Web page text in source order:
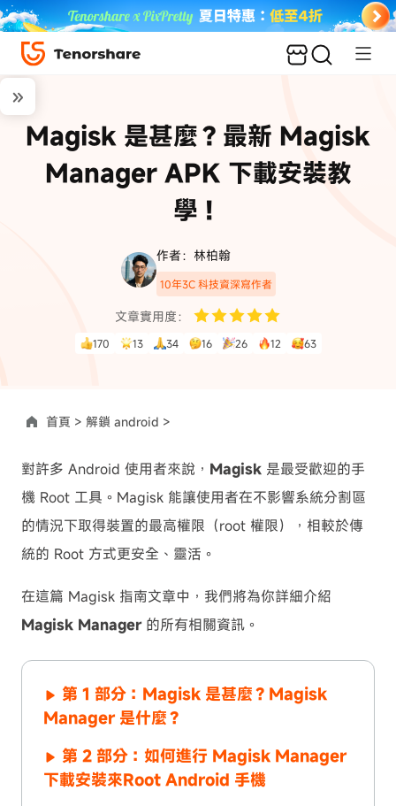
Magisk 是甚麼？最新 Magisk
Manager APK 下載安裝教
學！
作者：林柏翰
10年3C 科技資深寫作者
文章實用度：
170 13 34 16 26 12 63
首頁 > 解鎖 android >
對許多 Android 使用者來說， Magisk 是最受歡迎的手
機 Root 工具。Magisk 能讓使用者在不影響系統分割區
的情況下取得裝置的最高權限（root 權限），相較於傳
統的 Root 方式更安全、靈活。
在這篇 Magisk 指南文章中，我們將為你詳細介紹
Magisk Manager的所有相關資訊。
第 1 部分：Magisk 是甚麼？Magisk
Manager 是什麼？
第 2 部分：如何進行 Magisk Manager
下載安裝來Root Android 手機